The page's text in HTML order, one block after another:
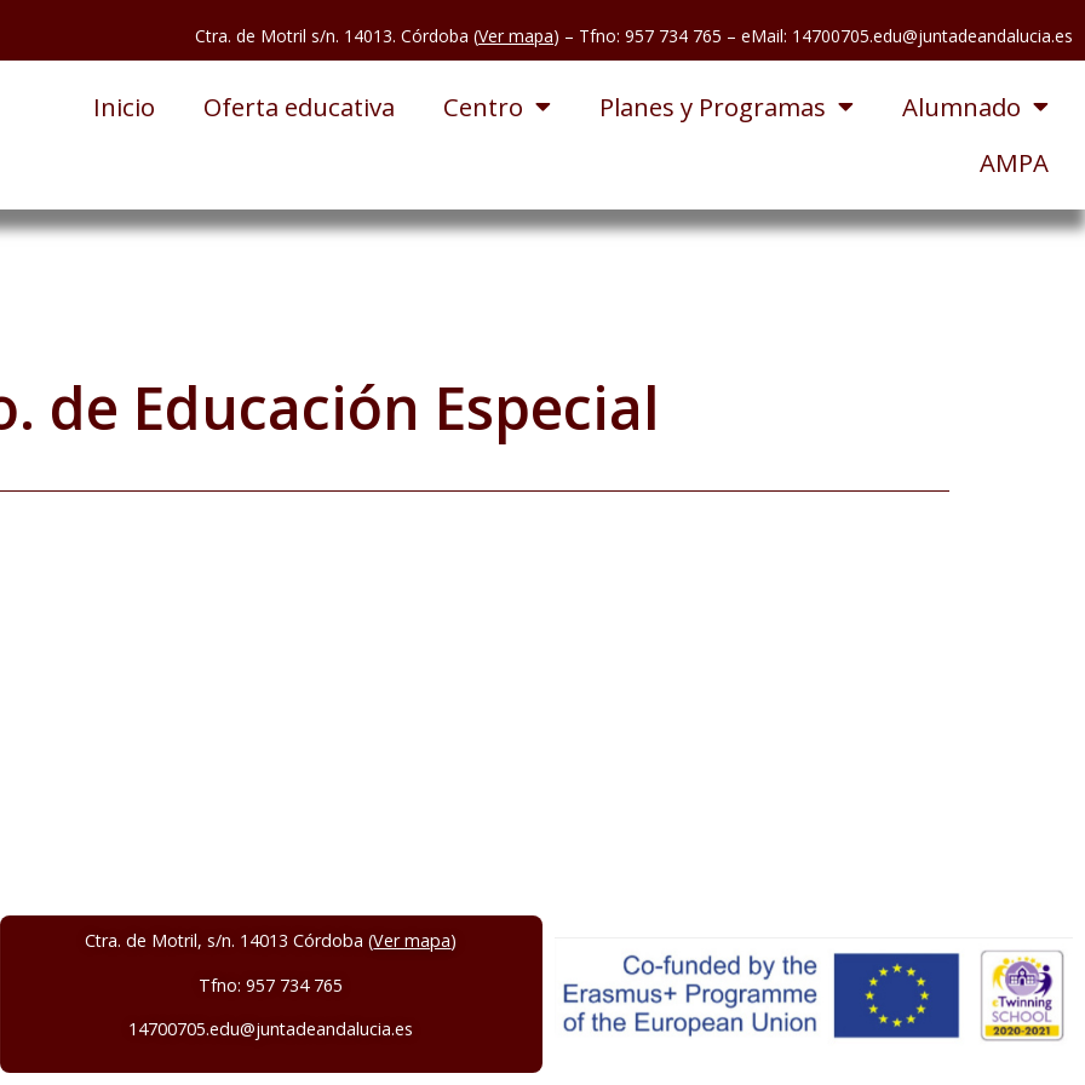
Ctra. de Motril s/n. 14013. Córdoba (Ver mapa) – Tfno: 957 734 765 – eMail: 14700705.edu@juntadeandalucia.es
Inicio Oferta educativa Centro Planes y Programas
Alumnado
AMPA
de Educación Especial
Ctra. de Motril, s/n. 14013 Córdoba (Ver mapa)
Tfno: 957 734 765
14700705.edu@juntadeandalucia.es